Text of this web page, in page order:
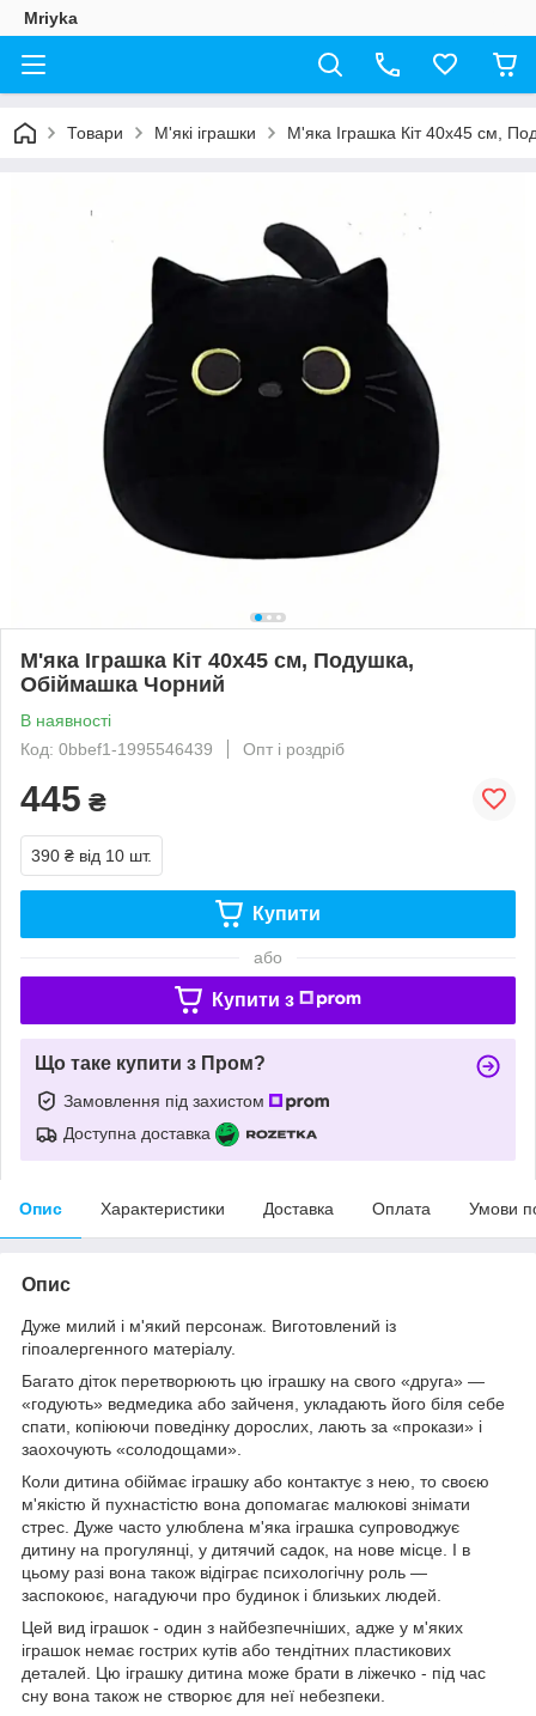
Mriyka
Товари М'які іграшки М'яка Іграшка Кіт 40х45 см,
М'яка Іграшка Кіт 40х45 см, Подушка,
Обіймашка Чорний
В наявності
Код: 0bbef1-1995546439
Опт і роздріб
445 ₴
390 ₴ від 10 шт.
Купити
або
Купити з
Що таке купити з Пром?
Замовлення під захистом
Доступна доставка
Опис Характеристики Доставка Оплата Умови
Опис
Дуже милий і м'який персонаж. Виготовлений із
гіпоалергенного матеріалу.
Багато діток перетворюють цю іграшку на свого «друга» —
«годують» ведмедика або зайченя, укладають його біля себе
спати, копіюючи поведінку дорослих, лають за «прокази» і
заохочують «солодощами».
Коли дитина обіймає іграшку або контактує з нею, то своєю
м'якістю й пухнастістю вона допомагає малюкові знімати
стрес. Дуже часто улюблена м'яка іграшка супроводжує
дитину на прогулянці, у дитячий садок, на нове місце. І в
цьому разі вона також відіграє психологічну роль —
заспокоює, нагадуючи про будинок і близьких людей.
Цей вид іграшок - один з найбезпечніших, адже у м'яких
іграшок немає гострих кутів або тендітних пластикових
деталей. Цю іграшку дитина може брати в ліжечко - під час
сну вона також не створює для неї небезпеки.